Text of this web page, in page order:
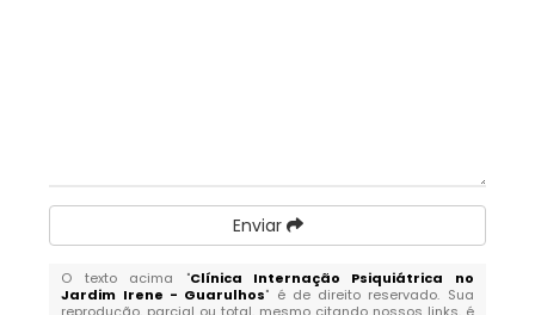
Enviar
O texto acima "Clínica Internação Psiquiátrica no
Jardim Irene - Guarulhos" é de direito reservado. Sua